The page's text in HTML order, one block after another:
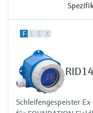
1 x Analog 4...20 mA
1 x Open-Kollektor
Anzeige
LCD 26 mm (1,02")
5-stellig
Bargraph
Klartext-Feld
F L E X
Schleifengespeister